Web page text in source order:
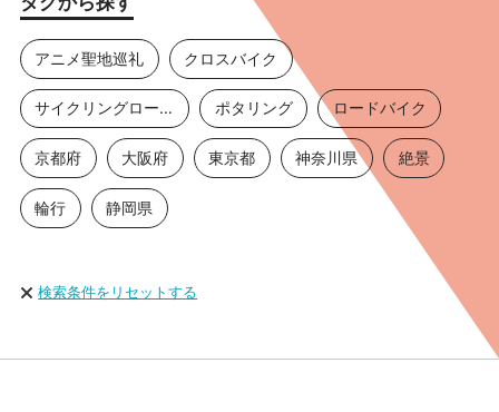
アニメ聖地巡礼 クロスバイク
サイクリングロード ポタリング ロードバイク
京都府 大阪府 東京都 神奈川県 絶景
輪行 静岡県
検索条件をリセットする